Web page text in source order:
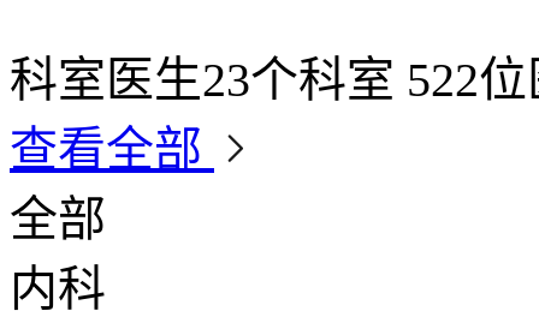
科室医生23个科室 522
查看全部
全部
内科